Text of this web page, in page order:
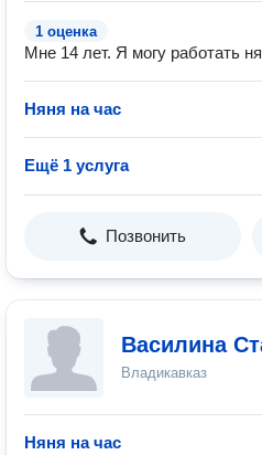
1 оценка
Мне 14 лет. Я могу работать
Няня на час
Ещё 1 услуга
Позвонить
Василина
Владикавказ
Няня на час